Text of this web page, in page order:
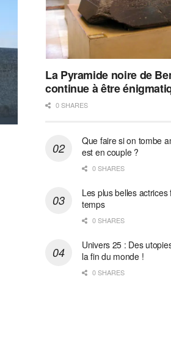
La Pyramide noire de
continue à être
0 SHARES
Que faire si on tombe
est en couple ?
0 SHARES
Les plus belles
temps
0 SHARES
Univers 25 : Des
la fin du monde !
0 SHARES